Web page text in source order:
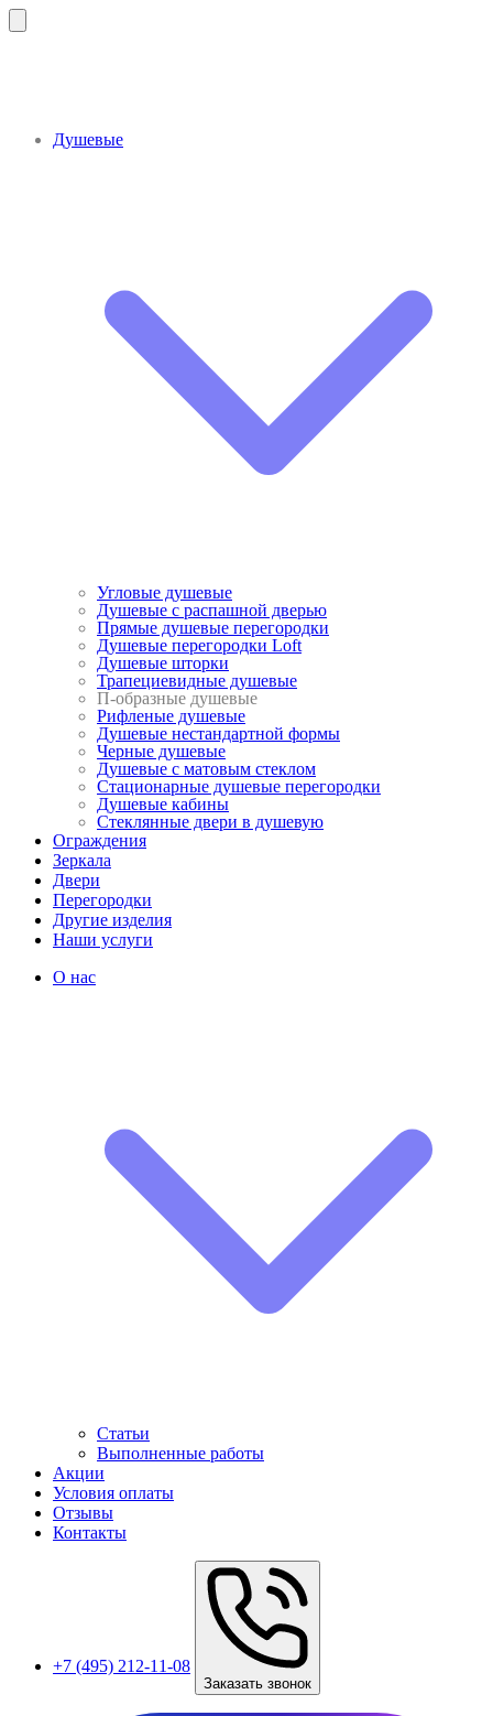
Душевые
Угловые душевые
Душевые с распашной дверью
Прямые душевые перегородки
Душевые перегородки Loft
Душевые шторки
Трапециевидные душевые
П-образные душевые
Рифленые душевые
Душевые нестандартной формы
Черные душевые
Душевые с матовым стеклом
Стационарные душевые перегородки
Душевые кабины
Стеклянные двери в душевую
Ограждения
Зеркала
Двери
Перегородки
Другие изделия
Наши услуги
О нас
Статьи
Выполненные работы
Акции
Условия оплаты
Отзывы
Контакты
+7 (495) 212-11-08
Заказать звонок